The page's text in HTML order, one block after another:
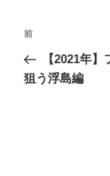
投
ナ
前
の
投
前
【2021年
狙う浮島編